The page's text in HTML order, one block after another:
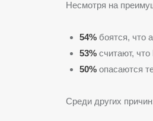
Несмотря на
54%боятся, что
53%считают, что
50%опасаются
Среди других